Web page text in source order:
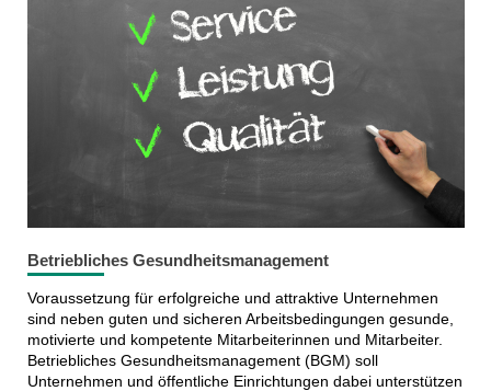
Betriebliches Gesundheitsmanagement
Voraussetzung für erfolgreiche und attraktive Unternehmen
sind neben guten und sicheren Arbeitsbedingungen gesunde,
motivierte und kompetente Mitarbeiterinnen und Mitarbeiter.
Betriebliches Gesundheitsmanagement (BGM) soll
Unternehmen und öffentliche Einrichtungen dabei unterstützen